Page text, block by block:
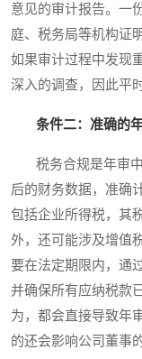
意见的审计报告。一
庭、税务局等机构证
如果审计过程中发现
深入的调查，因此平
条件二：准确的
税务合规是年审中
后的财务数据，准确
包括企业所得税，其
外，还可能涉及增值
要在法定期限内，通
并确保所有应纳税款
为，都会直接导致年
的还会影响公司董事